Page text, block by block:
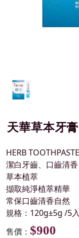
天華草本牙膏
HERB TOOTHPASTE
潔白牙齒、口齒清香
草本植萃
擷取純淨植萃精華
常保口齒清香自然
規格：120g±5g /5
售價： $900